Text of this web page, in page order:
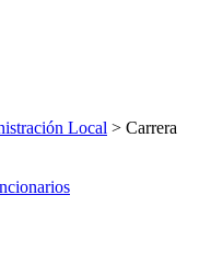
Local > Carrera